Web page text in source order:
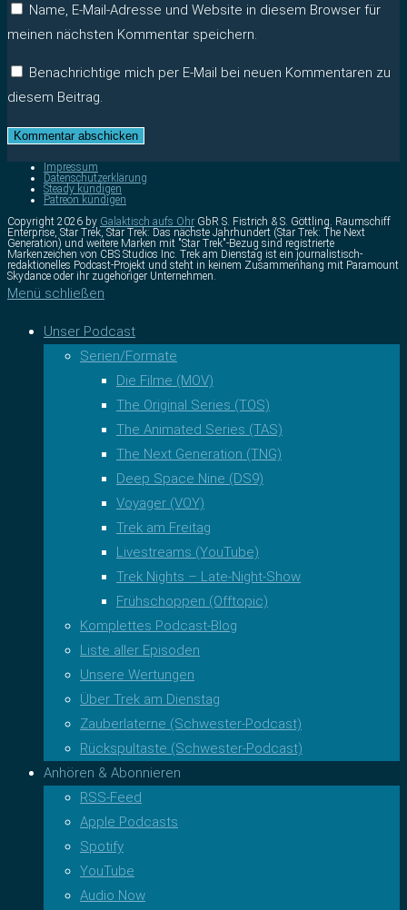
Name, E-Mail-Adresse und Website in diesem Browser für
meinen nächsten Kommentar speichern.
Benachrichtige mich per E-Mail bei neuen Kommentaren zu
diesem Beitrag.
Impressum
Datenschutzerklärung
Steady kündigen
Patreon kündigen
Copyright 2026 by Galaktisch aufs Ohr GbR S. Fistrich & S. Göttling. Raumschiff
Enterprise, Star Trek, Star Trek: Das nächste Jahrhundert (Star Trek: The Next
Generation) und weitere Marken mit "Star Trek"-Bezug sind registrierte
Markenzeichen von CBS Studios Inc. Trek am Dienstag ist ein journalistisch-
redaktionelles Podcast-Projekt und steht in keinem Zusammenhang mit Paramount
Skydance oder ihr zugehöriger Unternehmen.
Menü schließen
Unser Podcast
Serien/Formate
Die Filme (MOV)
The Original Series (TOS)
The Animated Series (TAS)
The Next Generation (TNG)
Deep Space Nine (DS9)
Voyager (VOY)
Trek am Freitag
Livestreams (YouTube)
Trek Nights – Late-Night-Show
Frühschoppen (Offtopic)
Komplettes Podcast-Blog
Liste aller Episoden
Unsere Wertungen
Über Trek am Dienstag
Zauberlaterne (Schwester-Podcast)
Rückspultaste (Schwester-Podcast)
Anhören & Abonnieren
RSS-Feed
Apple Podcasts
Spotify
YouTube
Audio Now